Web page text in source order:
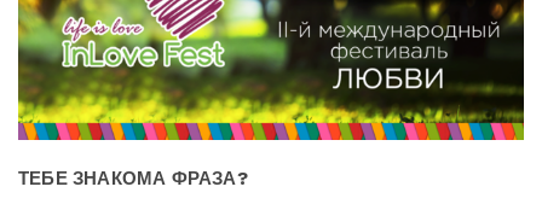
ТЕБЕ ЗНАКОМА ФРАЗА?